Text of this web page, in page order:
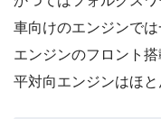
車向けのエンジンで
エンジンのフロント
平対向エンジンはほと